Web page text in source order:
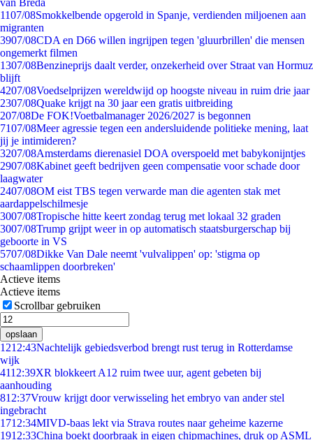
van Breda
1107/08Smokkelbende opgerold in Spanje, verdienden miljoenen aan
migranten
3907/08CDA en D66 willen ingrijpen tegen 'gluurbrillen' die mensen
ongemerkt filmen
1307/08Benzineprijs daalt verder, onzekerheid over Straat van Hormuz
blijft
4207/08Voedselprijzen wereldwijd op hoogste niveau in ruim drie jaar
2307/08Quake krijgt na 30 jaar een gratis uitbreiding
207/08De FOK!Voetbalmanager 2026/2027 is begonnen
7107/08Meer agressie tegen een andersluidende politieke mening, laat
jij je intimideren?
3207/08Amsterdams dierenasiel DOA overspoeld met babykonijntjes
2907/08Kabinet geeft bedrijven geen compensatie voor schade door
laagwater
2407/08OM eist TBS tegen verwarde man die agenten stak met
aardappelschilmesje
3007/08Tropische hitte keert zondag terug met lokaal 32 graden
3007/08Trump grijpt weer in op automatisch staatsburgerschap bij
geboorte in VS
5707/08Dikke Van Dale neemt 'vulvalippen' op: 'stigma op
schaamlippen doorbreken'
Actieve items
Actieve items
Scrollbar gebruiken
opslaan
1212:43Nachtelijk gebiedsverbod brengt rust terug in Rotterdamse
wijk
4112:39XR blokkeert A12 ruim twee uur, agent gebeten bij
aanhouding
812:37Vrouw krijgt door verwisseling het embryo van ander stel
ingebracht
1712:34MIVD-baas lekt via Strava routes naar geheime kazerne
1912:33China boekt doorbraak in eigen chipmachines, druk op ASML